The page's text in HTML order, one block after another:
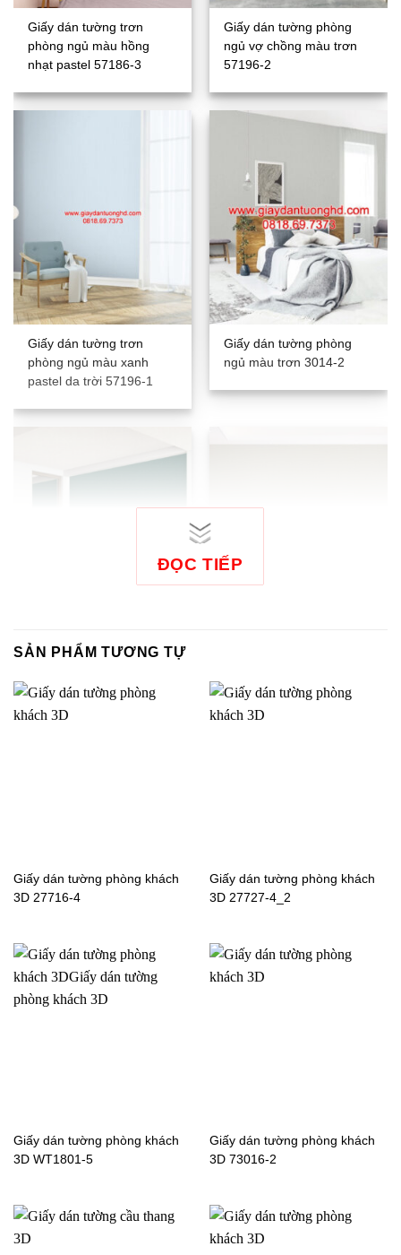
Giấy dán tường trơn
phòng ngủ màu hồng
nhạt pastel 57186-3
Giấy dán tường phòng
ngủ vợ chồng màu trơn
57196-2
Giấy dán tường trơn
phòng ngủ màu xanh
pastel da trời 57196-1
Giấy dán tường phòng
ngủ màu trơn 3014-2
Giấy dán tường trơn
57193-1
Giấy dán tường màu trơn
phòng ngủ 3033-4
Giấy dán tường phòng
ĐỌC TIẾP
SẢN PHẨM TƯƠNG TỰ
Giấy dán tường phòng khách
3D 27716-4
Giấy dán tường phòng khách
3D 27727-4_2
Giấy dán tường phòng khách
3D WT1801-5
Giấy dán tường phòng khách
3D 73016-2